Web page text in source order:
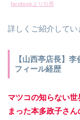
facebookより引用
詳しくご紹介してい
【山西亭店長】
フィール経歴
マツコの知らない
まった本多政子さ